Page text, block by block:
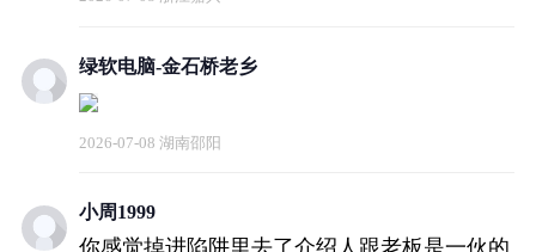
绿软电脑-金石桥老乡
2026-07-08 湖南邵阳
小周1999